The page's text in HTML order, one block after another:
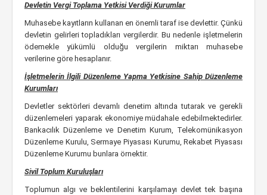
Devletin Vergi Toplama Yetkisi Verdiği Kurumlar
Muhasebe kayıtların kullanan en önemli taraf ise devlettir. Çünkü
devletin gelirleri topladıkları vergilerdir. Bu nedenle işletmelerin
ödemekle yükümlü olduğu vergilerin miktarı muhasebe
verilerine göre hesaplanır.
İşletmelerin İlgili Düzenleme Yapma Yetkisine Sahip Düzenleme
Kurumları
Devletler sektörleri devamlı denetim altında tutarak ve gerekli
düzenlemeleri yaparak ekonomiye müdahale edebilmektedirler.
Bankacılık Düzenleme ve Denetim Kurum, Telekomünikasyon
Düzenleme Kurulu, Sermaye Piyasası Kurumu, Rekabet Piyasası
Düzenleme Kurumu bunlara örnektir.
Sivil Toplum Kuruluşları
Toplumun algı ve beklentilerini karşılamayı devlet tek başına